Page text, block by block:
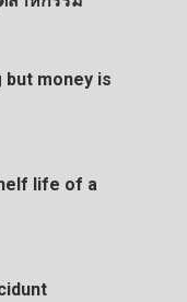
money is
life of a